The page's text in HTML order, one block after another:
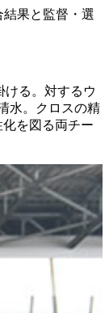
結果と監督・選
ける。対するウ
水。クロスの精
を図る両チー